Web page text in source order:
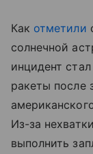
Как отметили
солнечной
инцидент
ракеты после
Из-за
выполнить